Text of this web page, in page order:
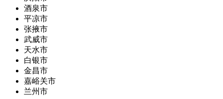
酒泉市
平凉市
张掖市
武威市
天水市
白银市
金昌市
嘉峪关市
兰州市